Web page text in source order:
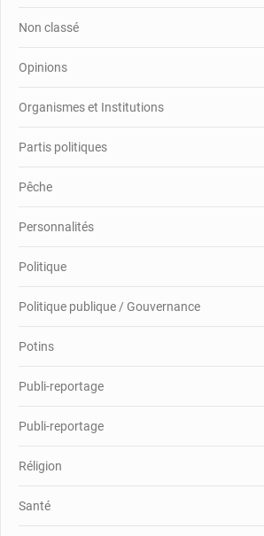
Non classé
Opinions
Organismes et Institutions
Partis politiques
Pêche
Personnalités
Politique
Politique publique / Gouvernance
Potins
Publi-reportage
Publi-reportage
Réligion
Santé